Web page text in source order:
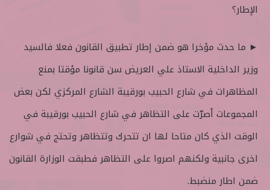
الإطار؟
► ما حدث مؤخرا هو ضمن إطار تطبيق القانون فعلا فالسيد
وزير الداخلية الاستاذ علي العريض سن قانونا مؤقتا بمنع
المظاهرات في شارع الحبيب بورقيبة الشارع المركزي لكن بعض
المجموعات أصرّت على التظاهر في شارع الحبيب بورقيبة في
الوقت الذي كان متاحا لها ان تتحرك وتتظاهر وتحتج في شوارع
اخرى جانبية ولكنهم اصروا على التظاهر فطبقت الوزارة القانون
ضمن اطار منضبط.